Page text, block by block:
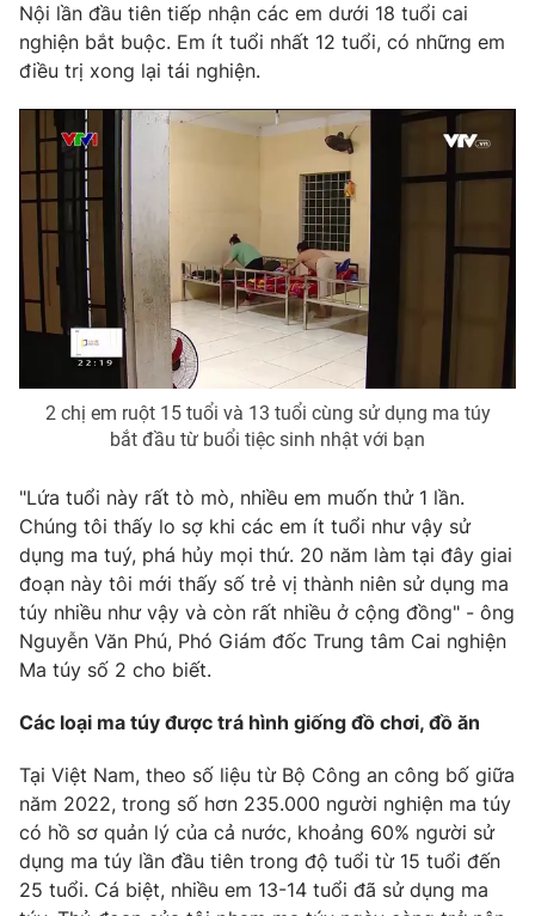
VTV Money VTV Thể thao
Thị trường 24h Tấm lòng Việt
VTV4 Vươn mình bằng AI
VTV9 VTV8
Liên hệ tòa soạn English
THỜI BÁO VTV
Theo dõi báo trên
Cơ quan chủ quản:
Đài Truyền hình Việt Nam
Cơ quan báo chí:Thời báo VTV
cấp ngày 29/12/2023
Phó Tổng Biên tập:
Nguyễn Thị Mỹ Hạnh, Phạm Quốc Thắng,
Nguyễn Trọng Ninh
Tổng đài VTV:
024.38 355 931 - 024.38 355 932
Ðiện thoại Thời báo VTV:024.66 897 897
Nội lần đầu tiên tiếp nhận các em dưới 18 tuổi cai
nghiện bắt buộc. Em ít tuổi nhất 12 tuổi, có những em
điều trị xong lại tái nghiện.
2 chị em ruột 15 tuổi và 13 tuổi cùng sử dụng ma túy
bắt đầu từ buổi tiệc sinh nhật với bạn
"Lứa tuổi này rất tò mò, nhiều em muốn thử 1 lần.
Chúng tôi thấy lo sợ khi các em ít tuổi như vậy sử
dụng ma tuý, phá hủy mọi thứ. 20 năm làm tại đây giai
đoạn này tôi mới thấy số trẻ vị thành niên sử dụng ma
túy nhiều như vậy và còn rất nhiều ở cộng đồng" - ông
Nguyễn Văn Phú, Phó Giám đốc Trung tâm Cai nghiện
Ma túy số 2 cho biết.
Các loại ma túy được trá hình giống đồ chơi, đồ ăn
Tại Việt Nam, theo số liệu từ Bộ Công an công bố giữa
năm 2022, trong số hơn 235.000 người nghiện ma túy
có hồ sơ quản lý của cả nước, khoảng 60% người sử
dụng ma túy lần đầu tiên trong độ tuổi từ 15 tuổi đến
25 tuổi. Cá biệt, nhiều em 13-14 tuổi đã sử dụng ma